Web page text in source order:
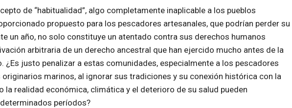
de “habitualidad”, algo completamente inaplicable a los pueblos
propuesto para los pescadores artesanales, que podrían perder su
un año, no solo constituye un atentado contra sus derechos humanos
arbitraria de un derecho ancestral que han ejercido mucho antes de la
¿Es justo penalizar a estas comunidades, especialmente a los pescadores
marinos, al ignorar sus tradiciones y su conexión histórica con la
la realidad económica, climática y el deterioro de su salud pueden
períodos?